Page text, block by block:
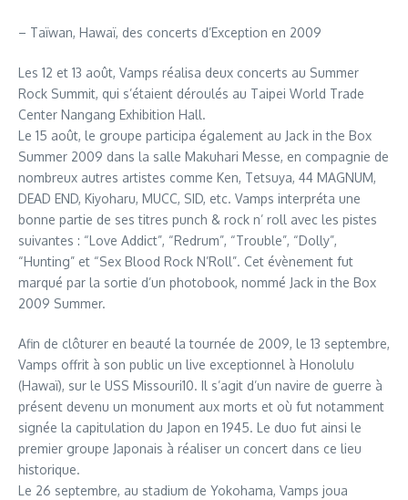
– Taïwan, Hawaï, des concerts d’Exception en 2009
Les 12 et 13 août, Vamps réalisa deux concerts au Summer
Rock Summit, qui s’étaient déroulés au Taipei World Trade
Center Nangang Exhibition Hall.
Le 15 août, le groupe participa également au Jack in the Box
Summer 2009 dans la salle Makuhari Messe, en compagnie de
nombreux autres artistes comme Ken, Tetsuya, 44 MAGNUM,
DEAD END, Kiyoharu, MUCC, SID, etc. Vamps interpréta une
bonne partie de ses titres punch & rock n’ roll avec les pistes
suivantes : “Love Addict”, “Redrum”, “Trouble”, “Dolly”,
“Hunting” et “Sex Blood Rock N’Roll”. Cet évènement fut
marqué par la sortie d’un photobook, nommé Jack in the Box
2009 Summer.
Afin de clôturer en beauté la tournée de 2009, le 13 septembre,
Vamps offrit à son public un live exceptionnel à Honolulu
(Hawaï), sur le USS Missouri10. Il s’agit d’un navire de guerre à
présent devenu un monument aux morts et où fut notamment
signée la capitulation du Japon en 1945. Le duo fut ainsi le
premier groupe Japonais à réaliser un concert dans ce lieu
historique.
Le 26 septembre, au stadium de Yokohama, Vamps joua